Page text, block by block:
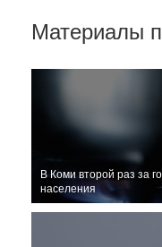
Материалы
В Коми второй раз за
населения